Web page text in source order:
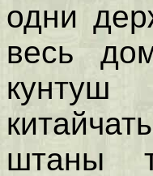
одни
весь
кунтуш
штаны